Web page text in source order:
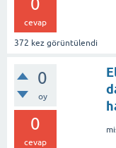
0
cevap
372 kez görüntülendi
0
oy
0
cevap